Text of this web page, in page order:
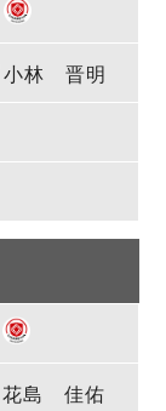
小林 晋明
花島 佳佑